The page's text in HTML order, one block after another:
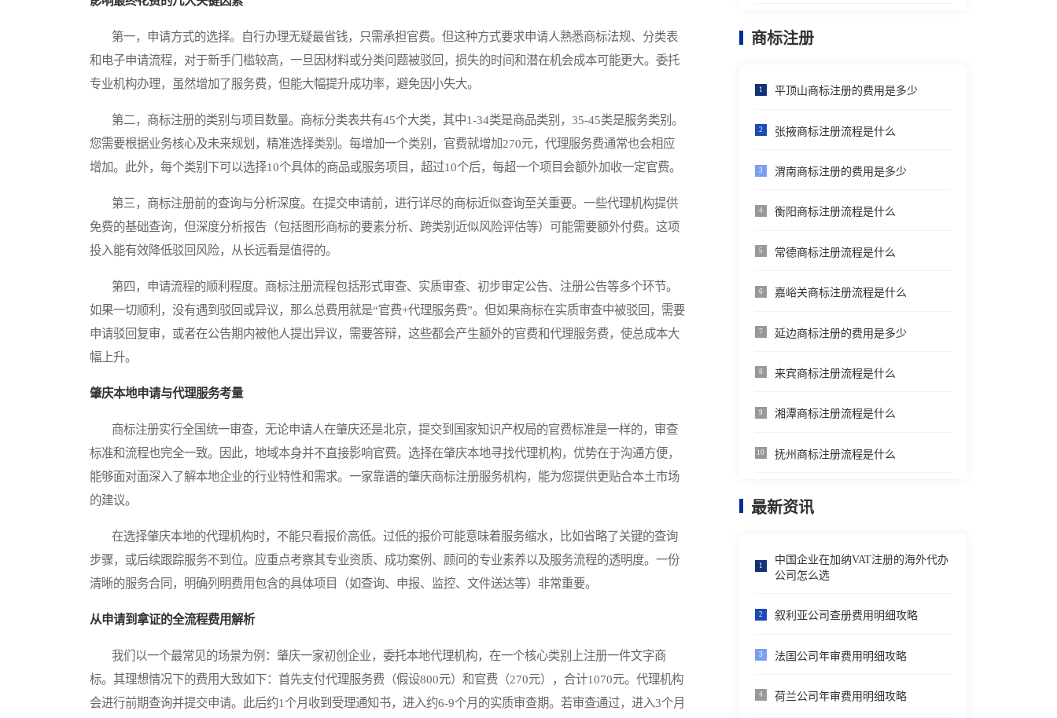
第一，申请方式的选择。自行办理无疑最省钱，只需承担官费。但这种方式要求申请人熟悉商标法规、分类表
和电子申请流程，对于新手门槛较高，一旦因材料或分类问题被驳回，损失的时间和潜在机会成本可能更大。委托
专业机构办理，虽然增加了服务费，但能大幅提升成功率，避免因小失大。
第二，商标注册的类别与项目数量。商标分类表共有45个大类，其中1-34类是商品类别，35-45类是服务类别。
您需要根据业务核心及未来规划，精准选择类别。每增加一个类别，官费就增加270元，代理服务费通常也会相应
增加。此外，每个类别下可以选择10个具体的商品或服务项目，超过10个后，每超一个项目会额外加收一定官费。
第三，商标注册前的查询与分析深度。在提交申请前，进行详尽的商标近似查询至关重要。一些代理机构提供
免费的基础查询，但深度分析报告（包括图形商标的要素分析、跨类别近似风险评估等）可能需要额外付费。这项
投入能有效降低驳回风险，从长远看是值得的。
第四，申请流程的顺利程度。商标注册流程包括形式审查、实质审查、初步审定公告、注册公告等多个环节。
如果一切顺利，没有遇到驳回或异议，那么总费用就是“官费+代理服务费”。但如果商标在实质审查中被驳回，需要
申请驳回复审，或者在公告期内被他人提出异议，需要答辩，这些都会产生额外的官费和代理服务费，使总成本大
幅上升。
肇庆本地申请与代理服务考量
商标注册实行全国统一审查，无论申请人在肇庆还是北京，提交到国家知识产权局的官费标准是一样的，审查
标准和流程也完全一致。因此，地域本身并不直接影响官费。选择在肇庆本地寻找代理机构，优势在于沟通方便，
能够面对面深入了解本地企业的行业特性和需求。一家靠谱的肇庆商标注册服务机构，能为您提供更贴合本土市场
的建议。
在选择肇庆本地的代理机构时，不能只看报价高低。过低的报价可能意味着服务缩水，比如省略了关键的查询
步骤，或后续跟踪服务不到位。应重点考察其专业资质、成功案例、顾问的专业素养以及服务流程的透明度。一份
清晰的服务合同，明确列明费用包含的具体项目（如查询、申报、监控、文件送达等）非常重要。
从申请到拿证的全流程费用解析
我们以一个最常见的场景为例：肇庆一家初创企业，委托本地代理机构，在一个核心类别上注册一件文字商
标。其理想情况下的费用大致如下：首先支付代理服务费（假设800元）和官费（270元），合计1070元。代理机构
会进行前期查询并提交申请。此后约1个月收到受理通知书，进入约6-9个月的实质审查期。若审查通过，进入3个月
商标注册
1 平顶山商标注册的费用是多少
2 张掖商标注册流程是什么
3 渭南商标注册的费用是多少
4 衡阳商标注册流程是什么
5 常德商标注册流程是什么
6 嘉峪关商标注册流程是什么
7 延边商标注册的费用是多少
8 来宾商标注册流程是什么
9 湘潭商标注册流程是什么
10 抚州商标注册流程是什么
最新资讯
1
中国企业在加纳VAT注册的海外代办
公司怎么选
2 叙利亚公司查册费用明细攻略
3 法国公司年审费用明细攻略
4 荷兰公司年审费用明细攻略